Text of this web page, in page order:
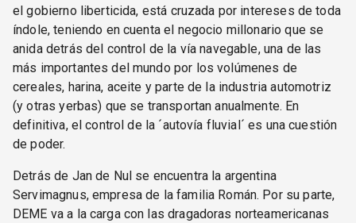
el gobierno liberticida, está cruzada por intereses de toda
índole, teniendo en cuenta el negocio millonario que se
anida detrás del control de la vía navegable, una de las
más importantes del mundo por los volúmenes de
cereales, harina, aceite y parte de la industria automotriz
(y otras yerbas) que se transportan anualmente. En
definitiva, el control de la ´autovía fluvial´ es una cuestión
de poder.
Detrás de Jan de Nul se encuentra la argentina
Servimagnus, empresa de la familia Román. Por su parte,
DEME va a la carga con las dragadoras norteamericanas